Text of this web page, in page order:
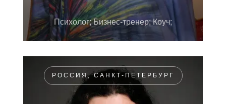
Психолог; Бизнес-тренер; Коуч;
РОССИЯ, САНКТ-ПЕТЕРБУРГ